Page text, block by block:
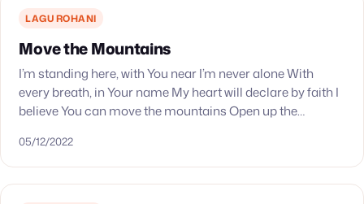
LAGU ROHANI
Move the Mountains
I’m standing here, with You near I’m never alone With
every breath, in Your name My heart will declare by faith I
believe You can move the mountains Open up the
05/12/2022